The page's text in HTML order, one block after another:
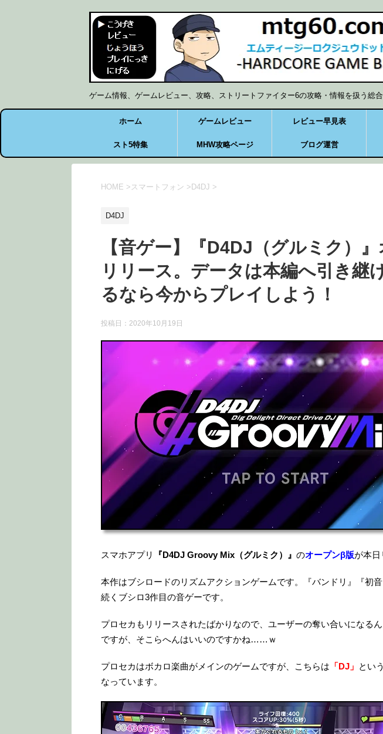
ゲーム情報、ゲームレビュー、攻略、ストリートファイター6の攻略・情報を扱う総合
ホーム ゲームレビュー レビュー早見表
スト5特集 MHW攻略ページ ブログ運営
HOME > スマートフォン > D4DJ >
D4DJ
【音ゲー】『D4DJ（グルミク）
リリース。データは本編へ引き継
るなら今からプレイしよう！
投稿日： 2020年10月19日
スマホアプリ 『D4DJ Groovy Mix（グルミク）』 のオープンβ版が本日
本作はブシロードのリズムアクションゲームです。『バンドリ』『初
続くブシロ3作目の音ゲーです。
プロセカもリリースされたばかりなので、ユーザーの奪い合いになる
ですが、そこらへんはいいのですかね……ｗ
プロセカはボカロ楽曲がメインのゲームですが、こちらは 「DJ」 とい
なっています。